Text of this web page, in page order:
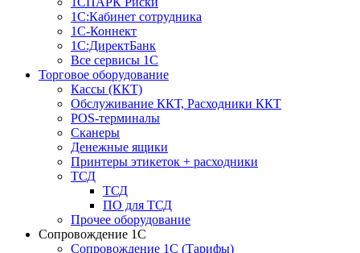
1С:Кабинет сотрудника
1С-Коннект
1С:ДиректБанк
Все сервисы 1С
Торговое оборудование
Кассы (ККТ)
Обслуживание ККТ, Расходники ККТ
POS-терминалы
Сканеры
Денежные ящики
Принтеры этикеток + расходники
ТСД
ТСД
ПО для ТСД
Прочее оборудование
Сопровождение 1С
Сопровождение 1С (Тарифы)